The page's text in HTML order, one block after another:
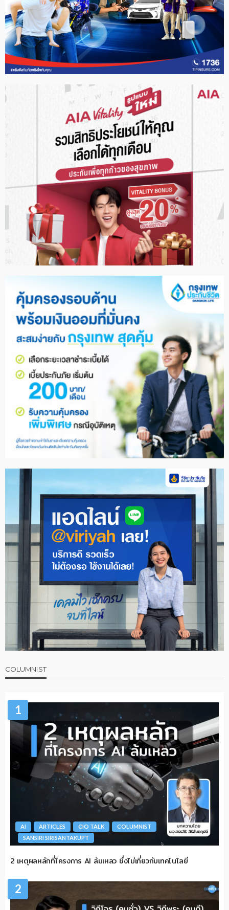
COLUMNIST
1
AI ARTICLES CIO TALK
COLUMNIST
SANSIRI SIRISANTAKUPT
2 เหตุผลหลักที่โครงการ AI ล้มเหลว ซึ่งไม่เกี่ยวกับเทคโนโลยี
2